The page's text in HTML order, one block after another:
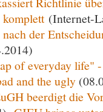
(Internet-
der
of everyday life" -
and the ugly
beerdigt die